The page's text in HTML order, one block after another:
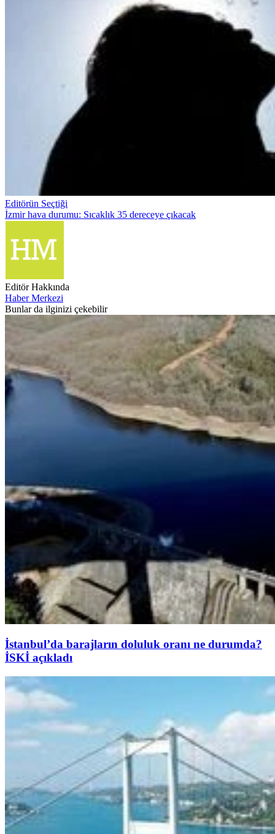
Editörün Seçtiği
İzmir hava durumu: Sıcaklık 35 dereceye çıkacak
Editör Hakkında
Haber Merkezi
Bunlar da ilginizi çekebilir
İstanbul’da barajların doluluk oranı ne durumda?
İSKİ açıkladı